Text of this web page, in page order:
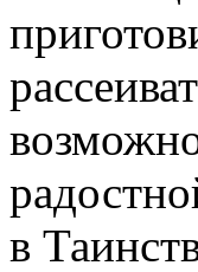
в